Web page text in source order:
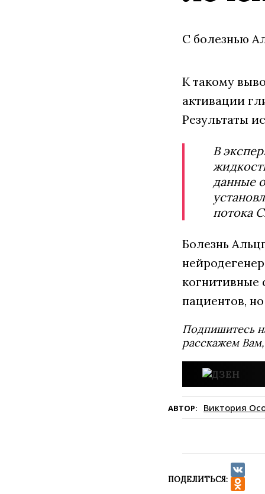
С болезнью
К такому
активации
Результаты
В
данные
потока
Болезнь
когнитивные
пациентов,
Подпишитесь
расскажем
АВТОР: Виктория
ПОДЕЛИТЬСЯ:
VK